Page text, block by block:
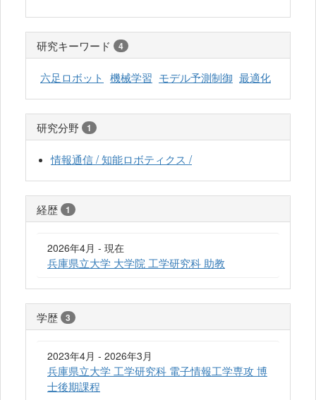
研究キーワード 4
六足ロボット 機械学習 モデル予測制御 最適化
研究分野 1
情報通信 / 知能ロボティクス /
経歴 1
2026年4月 - 現在
兵庫県立大学 大学院 工学研究科 助教
学歴 3
2023年4月 - 2026年3月
兵庫県立大学 工学研究科 電子情報工学専攻 博
士後期課程